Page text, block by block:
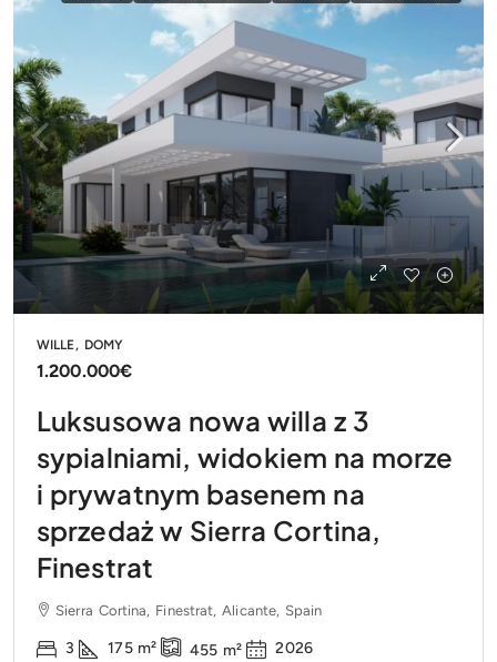
WILLE, DOMY
1.200.000€
Luksusowa nowa willa z 3
sypialniami, widokiem na morze
i prywatnym basenem na
sprzedaż w Sierra Cortina,
Finestrat
Sierra Cortina, Finestrat, Alicante, Spain
3 175 m² 455 m² 2026